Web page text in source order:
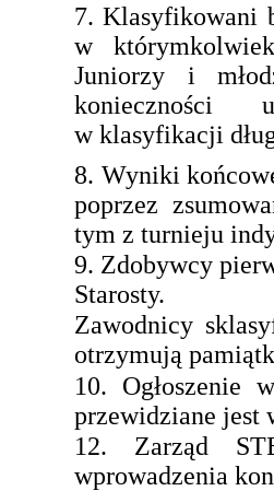
7. Klasyfikowani
w
Juniorzy i
konieczności
w klasyfikacji
8. Wyniki
poprzez
tym z turnieju
9. Zdobywcy
Starosty.
Zawodnicy
otrzymują
10. Ogłoszenie
przewidziane jest
12. Zarząd
wprowadzenia